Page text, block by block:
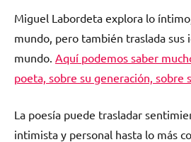
Miguel Labordeta explora lo
mundo, pero también traslada sus
mundo. Aquí podemos saber
poeta, sobre su generación, sobre
La poesía puede trasladar
intimista y personal hasta lo más